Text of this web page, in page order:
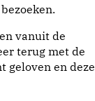
vanuit de
terug met de
geloven en deze